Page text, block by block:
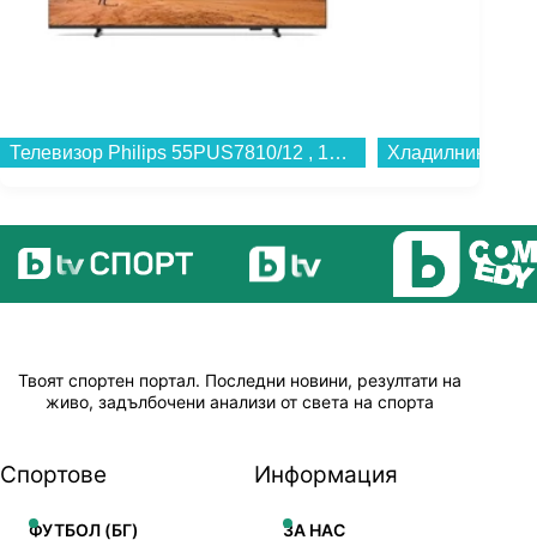
Телевизор Philips 55PUS7810/12 , 139 см, 3840x2160 UHD-4K , 55 inch, QLED ...
Твоят спортен портал. Последни новини, резултати на
живо, задълбочени анализи от света на спорта
Спортове
ФУТБОЛ (БГ)
Информация
ЗА НАС